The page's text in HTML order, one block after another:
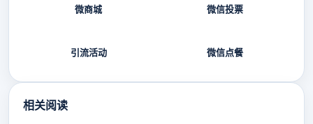
微商城 微信投票
引流活动 微信点餐
相关阅读